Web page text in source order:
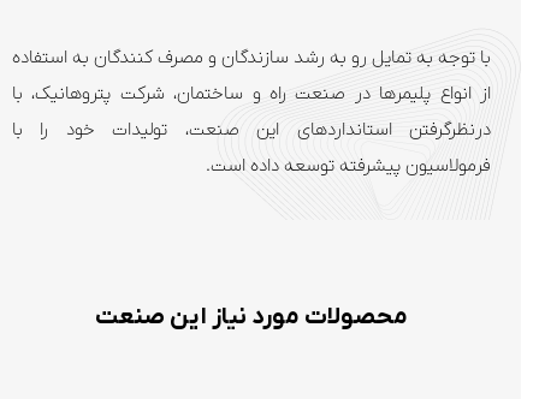
با توجه به تمایل رو به رشد سازندگان و مصرف کنندگان به استفاده
از انواع پلیمرها در صنعت راه و ساختمان، شرکت پتروهانیک، با
درنظرگرفتن استانداردهای این صنعت، تولیدات خود را با
فرمولاسیون پیشرفته توسعه داده است.
محصولات مورد نیاز این صنعت